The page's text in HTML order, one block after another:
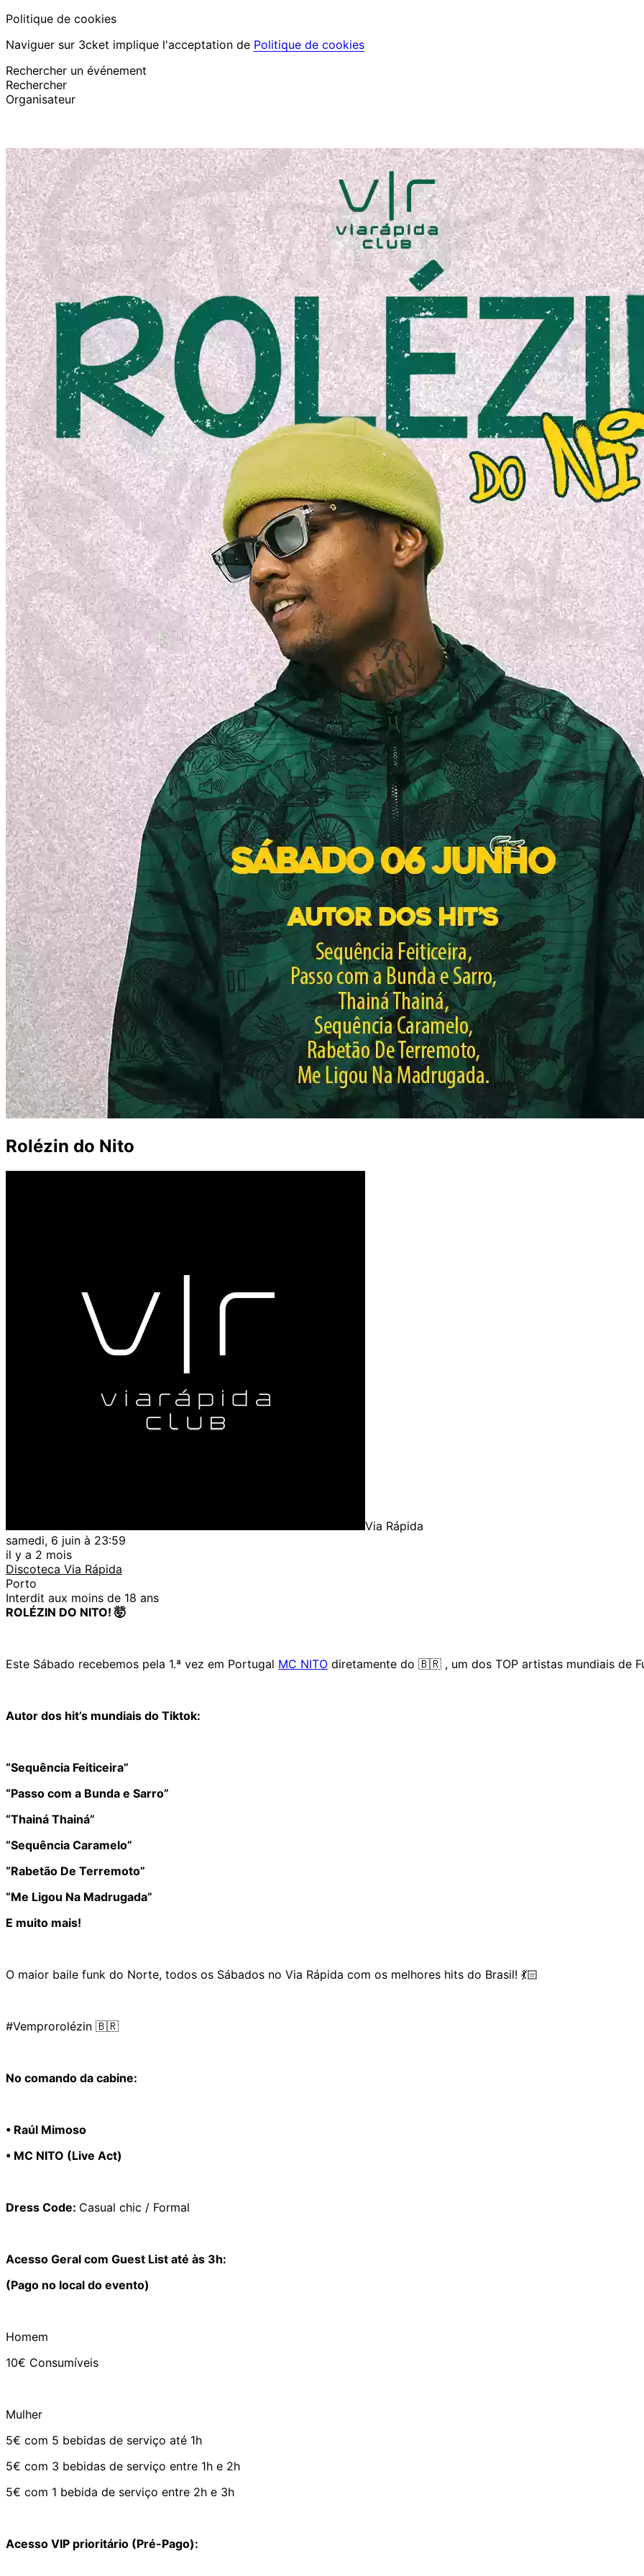
Politique de cookies
Naviguer sur 3cket implique l'acceptation de Politique de cookies
Rechercher un événement
Rechercher
Organisateur
Français
Assistance au participantJ’ai perdu mon billet
LoginPromouvoir événement
Rolézin do Nito
Via Rápida
samedi, 6 juin à 23:59
il y a 2 mois
Discoteca Via Rápida
Porto
Interdit aux moins de 18 ans
ROLÉZIN DO NITO! 🤯
Este Sábado recebemos pela 1.ª vez em Portugal MC NITO diretamente do 🇧🇷 , um dos TOP artistas mundiais de
Autor dos hit’s mundiais do Tiktok:
“Sequência Feiticeira”
“Passo com a Bunda e Sarro”
“Thainá Thainá”
“Sequência Caramelo”
“Rabetão De Terremoto”
“Me Ligou Na Madrugada”
E muito mais!
O maior baile funk do Norte, todos os Sábados no Via Rápida com os melhores hits do Brasil! 💃🏻
#Vemprorolézin 🇧🇷
No comando da cabine:
• Raúl Mimoso
• MC NITO (Live Act)
Dress Code: Casual chic / Formal
Acesso Geral com Guest List até às 3h:
(Pago no local do evento)
Homem
10€ Consumíveis
Mulher
5€ com 5 bebidas de serviço até 1h
5€ com 3 bebidas de serviço entre 1h e 2h
5€ com 1 bebida de serviço entre 2h e 3h
Acesso VIP prioritário (Pré-Pago):